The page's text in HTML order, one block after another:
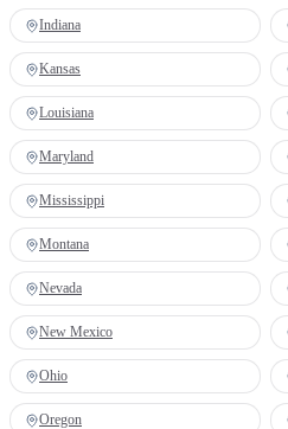
Indiana
Kansas
Louisiana
Maryland
Mississippi
Montana
Nevada
New Mexico
Ohio
Oregon